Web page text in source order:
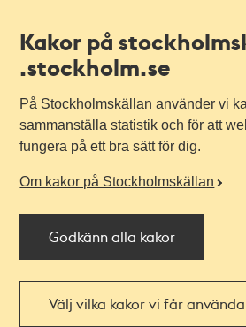
Kakor på
.stockholm.se
På Stockholmskällan använder vi
sammanställa statistik och för att
fungera på ett bra sätt för dig.
Om kakor på Stockholmskällan
Godkänn alla kakor
Välj vilka kakor vi får använda